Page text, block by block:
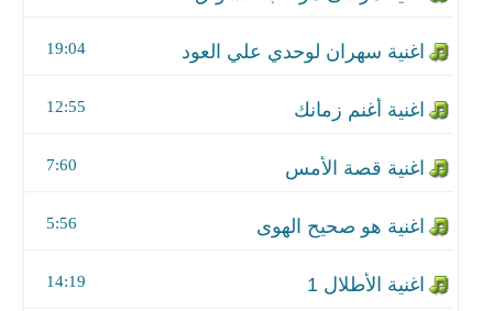
19:04
12:55
7:60
5:56
14:19
اغنية اداء خيالي موال و يانسيم الصبا
اغنية بعده طال
اغنية غنوا معايا للسمر دا السمر عاجبني